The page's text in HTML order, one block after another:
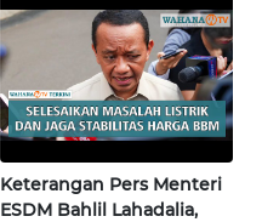
Keterangan Pers Menteri
ESDM Bahlil Lahadalia,